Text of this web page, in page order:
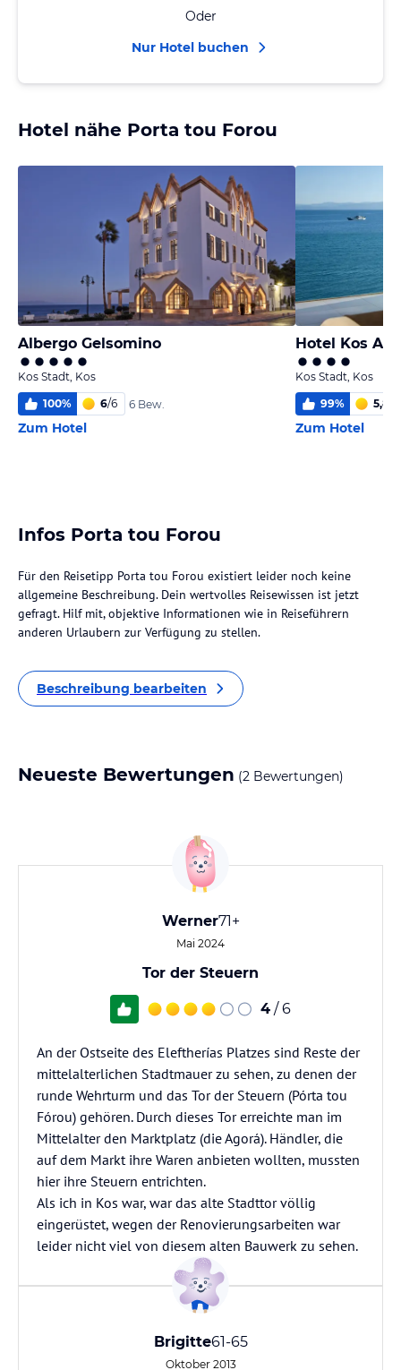
Oder
Nur Hotel buchen
Hotel nähe Porta tou Forou
Albergo Gelsomino
Kos Stadt, Kos
100% 6/6 6 Bew.
Zum Hotel
Hotel Kos
Kos Stadt, Kos
99% 5,8
Zum Hotel
Infos Porta tou Forou
Für den Reisetipp Porta tou Forou existiert leider noch keine
allgemeine Beschreibung. Dein wertvolles Reisewissen ist jetzt
gefragt. Hilf mit, objektive Informationen wie in Reiseführern
anderen Urlaubern zur Verfügung zu stellen.
Beschreibung bearbeiten
Neueste Bewertungen (2 Bewertungen)
Werner71+
Mai 2024
Tor der Steuern
4 / 6
An der Ostseite des Eleftherías Platzes sind Reste der
mittelalterlichen Stadtmauer zu sehen, zu denen der
runde Wehrturm und das Tor der Steuern (Pórta tou
Fórou) gehören. Durch dieses Tor erreichte man im
Mittelalter den Marktplatz (die Agorá). Händler, die
auf dem Markt ihre Waren anbieten wollten, mussten
hier ihre Steuern entrichten.
Als ich in Kos war, war das alte Stadttor völlig
eingerüstet, wegen der Renovierungsarbeiten war
Brigitte61-65
Oktober 2013